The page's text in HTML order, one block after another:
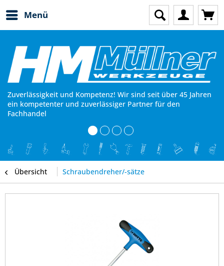
Menü
Zuverlässigkeit und Kompetenz! Wir sind seit über 45 Jahren
ein kompetenter und zuverlässiger Partner für den
Fachhandel
Übersicht Schraubendreher/-sätze